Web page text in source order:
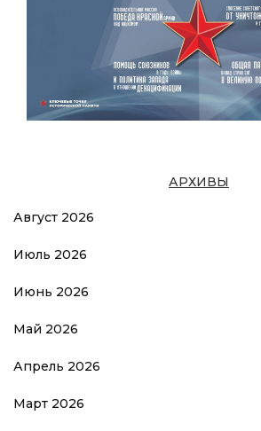
АРХИВЫ
Август 2026
Июль 2026
Июнь 2026
Май 2026
Апрель 2026
Март 2026